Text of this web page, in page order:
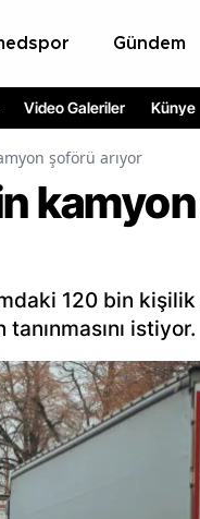
Gündem
Video Galeriler Künye
şoförü arıyor
120 bin kişilik
tanınmasını istiyor.